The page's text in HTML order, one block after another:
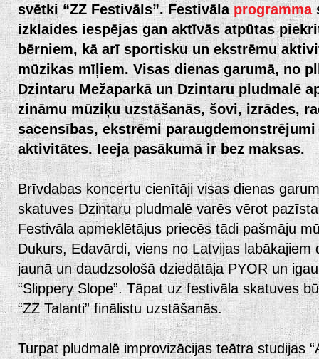
svētki“ZZ Festivāls”. Festivālaprogramma
izklaides iespējas gan aktīvās atpūtas
bērniem, kā arī sportisku un ekstrēmu
mūzikas mīļiem. Visas dienas garumā, no
Dzintaru Mežaparkā un Dzintaru pludmalē
zināmu mūziķu uzstāšanās,šovi, izrādes,
sacensības, ekstrēmi paraugdemonstrējumi
aktivitātes. Ieeja pasākumā ir bez maksas.
Brīvdabas koncertu cienītāji visas dienas
skatuves Dzintaru pludmalē varēs vērot
Festivāla apmeklētājus priecēs tādi pašmāju
Dukurs, Edavārdi, viens no Latvijas
jaunā un daudzsološā dziedātāja PYOR un
“Slippery Slope”. Tāpat uz festivāla skatuves
“ZZ Talanti” finālistu uzstāšanās.
Turpat pludmalē improvizācijas teātra studijas